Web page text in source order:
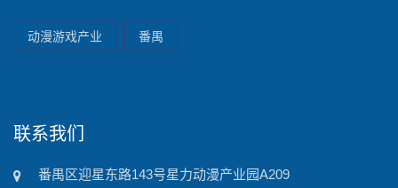
动漫游戏产业 番禺
联系我们
番禺区迎星东路143号星力动漫产业园A209